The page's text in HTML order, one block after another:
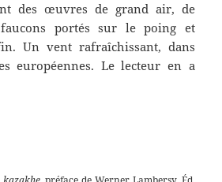
œuvres de grand air, de
faucons portés sur le poing et
Un vent rafraîchissant, dans
européennes. Le lecteur en a